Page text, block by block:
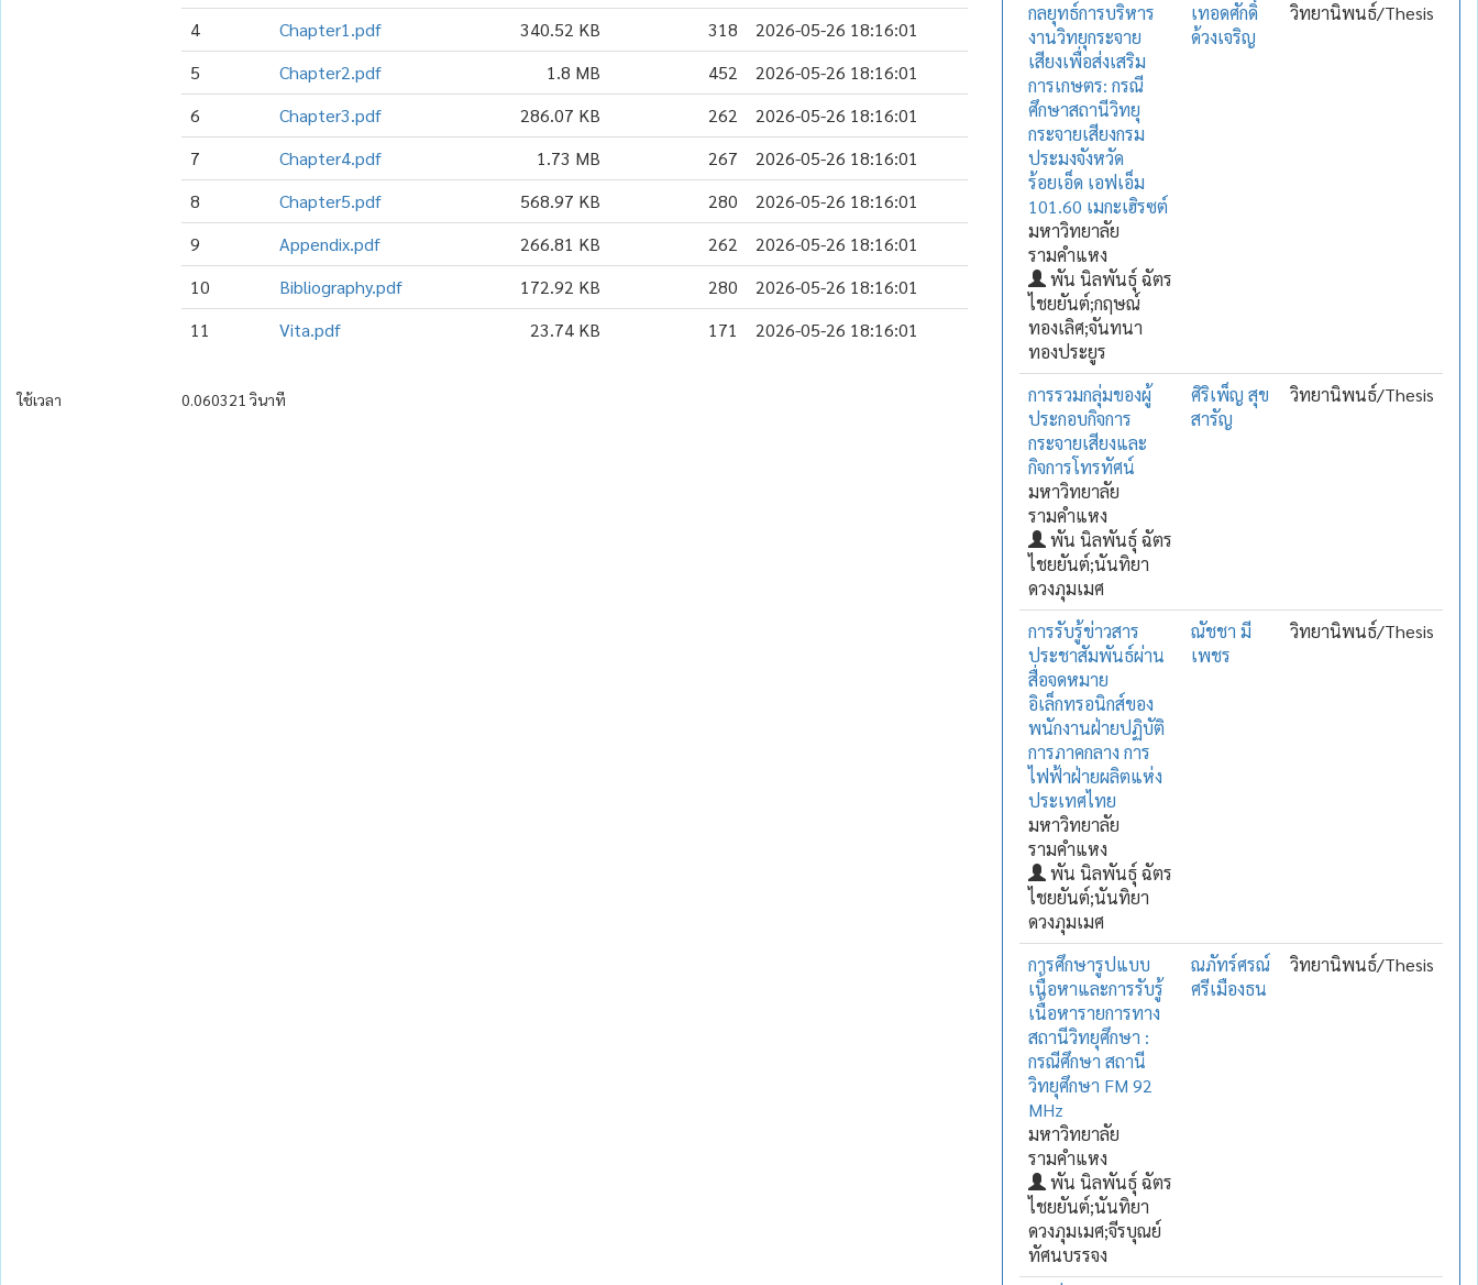
4
Chapter1.pdf 340.52 KB 318
2026-05-26 18:16:01
5
Chapter2.pdf 1.8 MB 452
2026-05-26 18:16:01
6
Chapter3.pdf 286.07 KB 262
2026-05-26 18:16:01
7
Chapter4.pdf 1.73 MB 267
2026-05-26 18:16:01
8
Chapter5.pdf 568.97 KB 280
2026-05-26 18:16:01
9
Appendix.pdf 266.81 KB 262
2026-05-26 18:16:01
10
Bibliography.pdf 172.92 KB 280
2026-05-26 18:16:01
11
Vita.pdf 23.74 KB 171 2026-05-26 18:16:01
ใช้เวลา 0.060321 วินาที
กลยุทธ์การบริหาร
งานวิทยุกระจาย
เสียงเพื่อส่งเสริม
การเกษตร: กรณี
ศึกษาสถานีวิทยุ
กระจายเสียงกรม
ประมงจังหวัด
ร้อยเอ็ด เอฟเอ็ม
101.60 เมกะเฮิรซต์
มหาวิทยาลัย
รามคำแหง
พัน นิลพันธุ์ ฉัตร
ไชยยันต์;กฤษณ์
ทองเลิศ;จันทนา
ทองประยูร
เทอดศักดิ์
ด้วงเจริญ
วิทยานิพนธ์/Thesis
การรวมกลุ่มของผู้
ประกอบกิจการ
กระจายเสียงและ
กิจการโทรทัศน์
มหาวิทยาลัย
รามคำแหง
พัน นิลพันธุ์ ฉัตร
ไชยยันต์;นันทิยา
ดวงภุมเมศ
ศิริเพ็ญ สุข
สารัญ
วิทยานิพนธ์/Thesis
การรับรู้ข่าวสาร
ประชาสัมพันธ์ผ่าน
สื่อจดหมาย
อิเล็กทรอนิกส์ของ
พนักงานฝ่ายปฏิบัติ
การภาคกลาง การ
ไฟฟ้าฝ่ายผลิตแห่ง
ประเทศไทย
มหาวิทยาลัย
รามคำแหง
พัน นิลพันธุ์ ฉัตร
ไชยยันต์;นันทิยา
ดวงภุมเมศ
ณัชชา มี
เพชร
วิทยานิพนธ์/Thesis
การศึกษารูปแบบ
เนื้อหาและการรับรู้
เนื้อหารายการทาง
สถานีวิทยุศึกษา :
กรณีศึกษา สถานี
วิทยุศึกษา FM 92
MHz
มหาวิทยาลัย
รามคำแหง
พัน นิลพันธุ์ ฉัตร
ไชยยันต์;นันทิยา
ดวงภุมเมศ;จีรบุณย์
ทัศนบรรจง
ณภัทร์ศรณ์
ศรีเมืองธน
วิทยานิพนธ์/Thesis